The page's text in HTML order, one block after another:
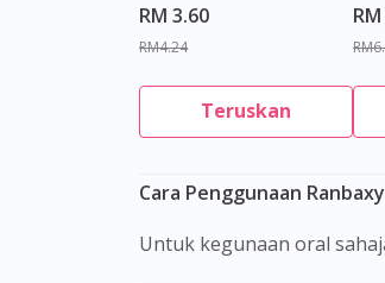
RM 3.60
RM4.24
Teruskan
Cara Penggunaan
Untuk kegunaan oral